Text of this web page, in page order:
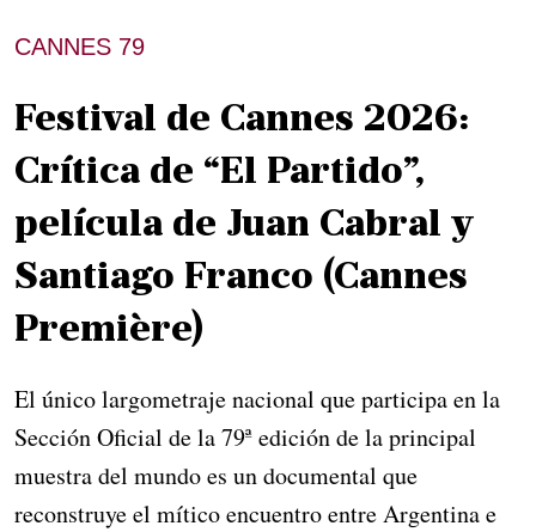
CANNES 79
Festival de Cannes 2026:
Crítica de “El Partido”,
película de Juan Cabral y
Santiago Franco (Cannes
Première)
El único largometraje nacional que participa en la
Sección Oficial de la 79ª edición de la principal
muestra del mundo es un documental que
reconstruye el mítico encuentro entre Argentina e